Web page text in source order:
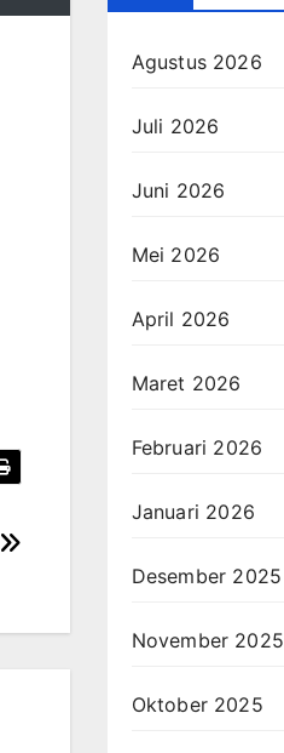
Agustus 2026
Juli 2026
Juni 2026
Mei 2026
April 2026
Maret 2026
Februari 2026
Januari 2026
Desember 2025
November 2025
Oktober 2025